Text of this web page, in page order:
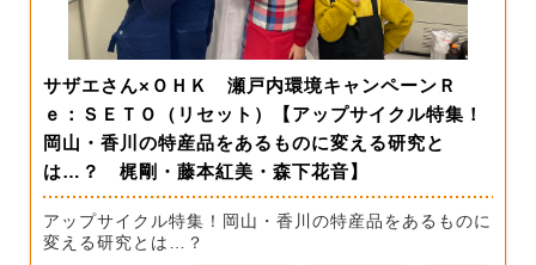
サザエさん×ＯＨＫ 瀬戸内環境キャンペーンＲ
ｅ：ＳＥＴＯ（リセット）【アップサイクル特集！
岡山・香川の特産品をあるものに変える研究と
は…？ 梶剛・藤本紅美・森下花音】
アップサイクル特集！岡山・香川の特産品をあるものに
変える研究とは…？